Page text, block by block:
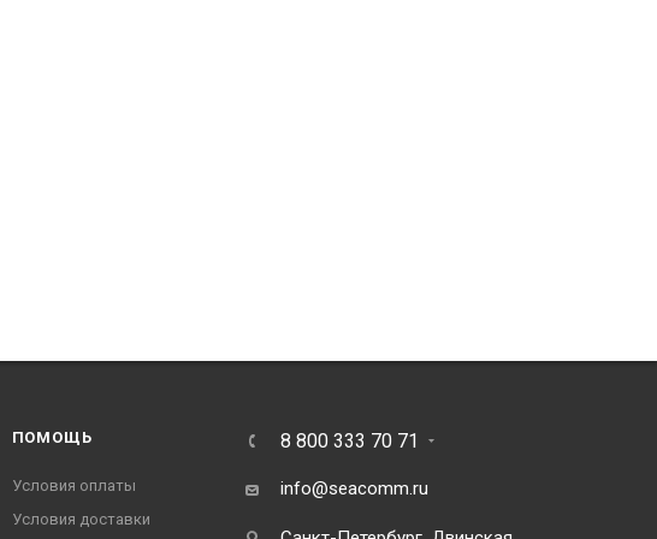
ПОМОЩЬ
Условия оплаты
Условия доставки
8 800 333 70 71
info@seacomm.ru